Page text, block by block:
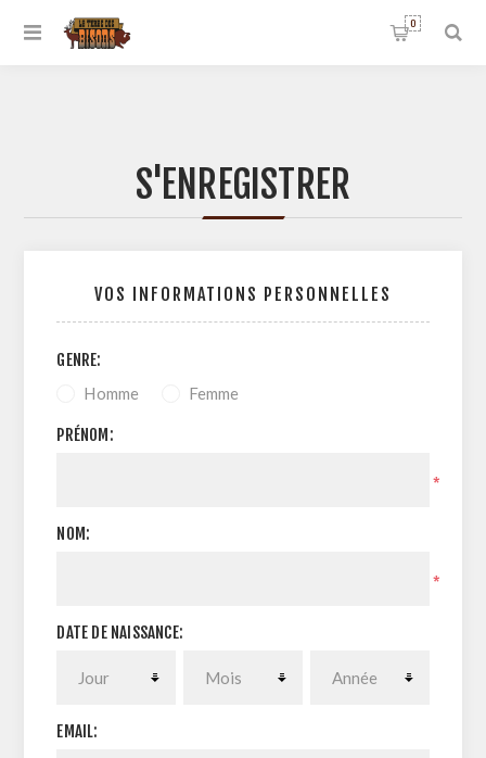
0
S'ENREGISTRER
VOS INFORMATIONS PERSONNELLES
GENRE:
Homme Femme
PRÉNOM:
*
NOM:
*
DATE DE NAISSANCE:
EMAIL: